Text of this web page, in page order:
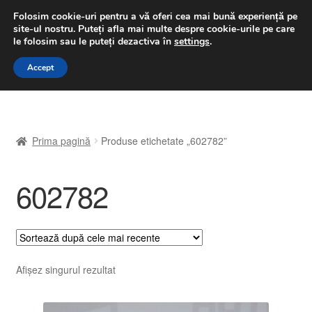
LIVRARE de la 33 lei
luni-vineri 9 a.m. - 4 p.m.031 229 6816
Sari
Sari
A lua legatura
Contul meu
Coș
Despre noi
Finalizare comandă
Prima pagină Produse etichetate „602782”
602782
Afișez singurul rezultat
Folosim cookie-uri pentru a vă oferi cea mai bună experiență pe
site-ul nostru. Puteți afla mai multe despre cookie-urile pe care
le folosim sau le puteți dezactiva în settings.
Accept